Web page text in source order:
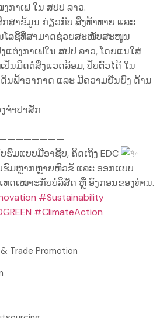
ກາເຟ ໃນ ສປປ ລາວ.
ສຶກສາຂໍ້ມູນ ກ່ຽວກັບ ສິ່ງທ້າທາຍ ແລະ
ໂລຊີທີ່ສາມາດຊ່ວຍສະໜັບສະໜູນ
ຕ່ງກາເຟໃນ ສປປ ລາວ, ໂດຍແນໃສ່
ປັນມິດຕໍ່ສິ່ງແວດລ້ອມ, ປັບຕົວໄດ້ ໃນ
ນຟ້າອາກາດ ແລະ ມີຄວາມຍືນຍົງ ດ້ານ
ຈໍາປາສັກ
ຮົມແບບມືອາຊີບ, ຄິດເຖິງ EDC
ມຫຼາກຫຼາຍຫົວຂໍ້ ແລະ ອອກເເບບ
ດເໝາະກັບບໍລິສັດ ຫຼື ອົງກອນຂອງທ່ານ.
#Sustainability
#ClimateAction
Trade Promotion